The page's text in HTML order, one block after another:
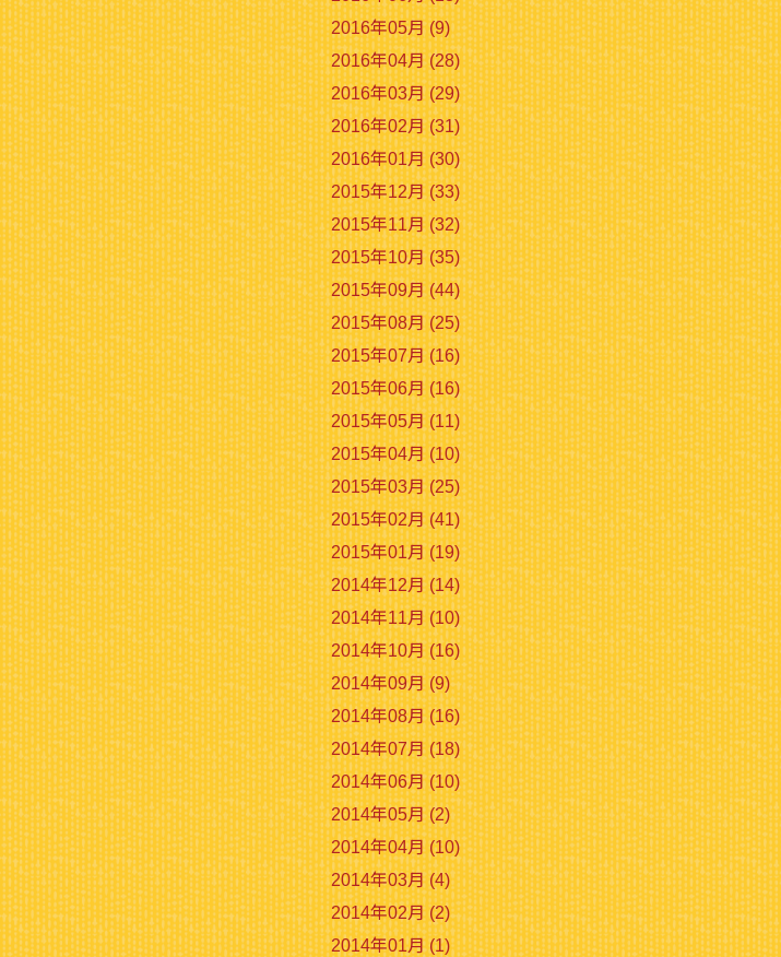
2016年05月 (9)
2016年04月 (28)
2016年03月 (29)
2016年02月 (31)
2016年01月 (30)
2015年12月 (33)
2015年11月 (32)
2015年10月 (35)
2015年09月 (44)
2015年08月 (25)
2015年07月 (16)
2015年06月 (16)
2015年05月 (11)
2015年04月 (10)
2015年03月 (25)
2015年02月 (41)
2015年01月 (19)
2014年12月 (14)
2014年11月 (10)
2014年10月 (16)
2014年09月 (9)
2014年08月 (16)
2014年07月 (18)
2014年06月 (10)
2014年05月 (2)
2014年04月 (10)
2014年03月 (4)
2014年02月 (2)
2014年01月 (1)